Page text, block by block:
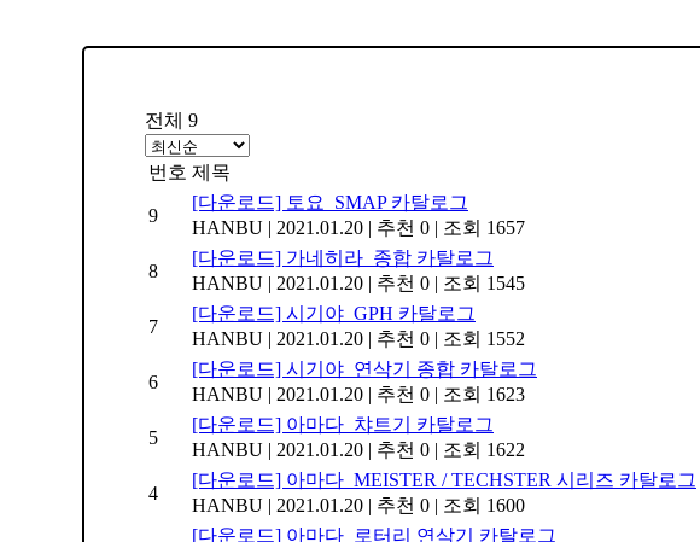
전체 9
번호 제목
9
[다운로드] 토요_SMAP 카탈로그
HANBU | 2021.01.20 | 추천 0 | 조회 1657
8
[다운로드] 가네히라_종합 카탈로그
HANBU | 2021.01.20 | 추천 0 | 조회 1545
7
[다운로드] 시기야_GPH 카탈로그
HANBU | 2021.01.20 | 추천 0 | 조회 1552
6
[다운로드] 시기야_연삭기 종합 카탈로그
HANBU | 2021.01.20 | 추천 0 | 조회 1623
5
[다운로드] 아마다_챠트기 카탈로그
HANBU | 2021.01.20 | 추천 0 | 조회 1622
4
[다운로드] 아마다_MEISTER / TECHSTER 시리즈 카탈로그
HANBU | 2021.01.20 | 추천 0 | 조회 1600
[다운로드] 아마다_로터리 연삭기 카탈로그